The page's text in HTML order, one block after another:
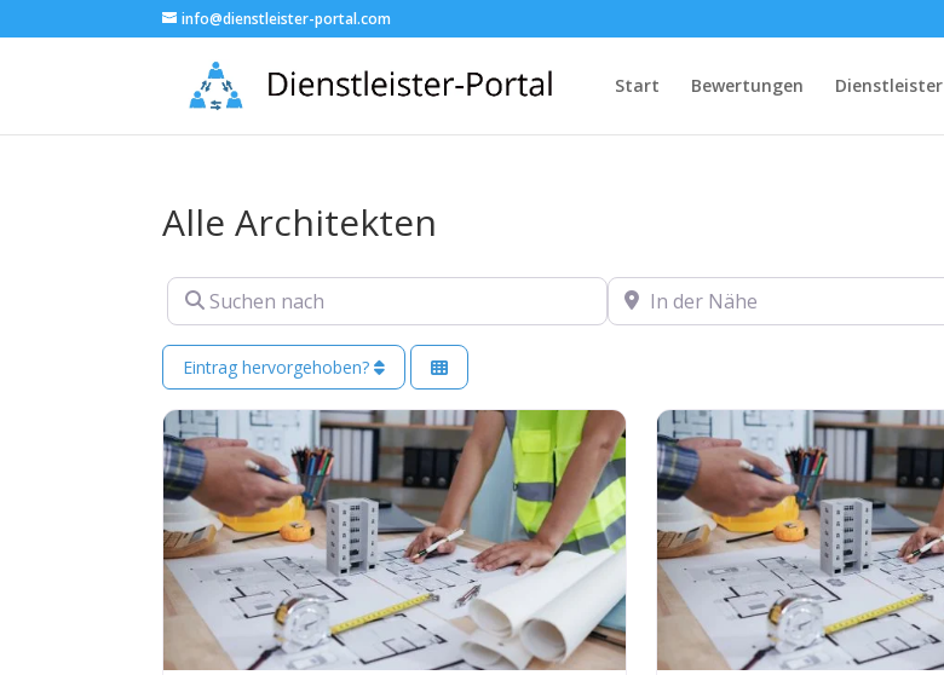
info@dienstleister-portal.com
Start Bewertungen Dienstleister
Alle Architekten
Suchen nach In der Nähe
Eintrag hervorgehoben?